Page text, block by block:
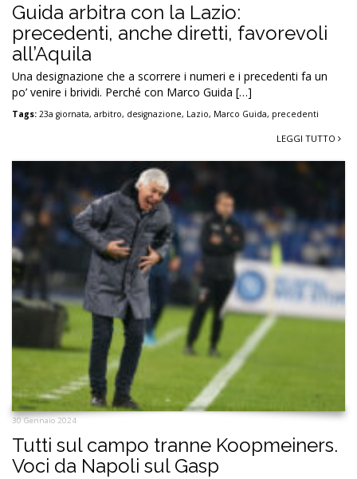
Guida arbitra con la Lazio:
precedenti, anche diretti, favorevoli
all’Aquila
Una designazione che a scorrere i numeri e i precedenti fa un
po’ venire i brividi. Perché con Marco Guida […]
Tags: 23a giornata, arbitro, designazione, Lazio, Marco Guida, precedenti
LEGGI TUTTO
30 Gennaio 2024
Tutti sul campo tranne Koopmeiners.
Voci da Napoli sul Gasp